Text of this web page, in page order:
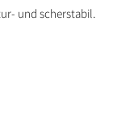
und scherstabil.